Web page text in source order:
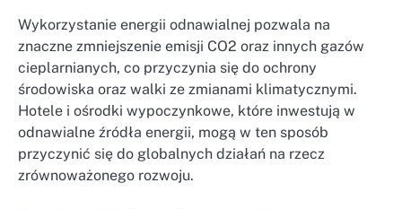
Wykorzystanie energii odnawialnej pozwala na
znaczne zmniejszenie emisji CO2 oraz innych gazów
cieplarnianych, co przyczynia się do ochrony
środowiska oraz walki ze zmianami klimatycznymi.
Hotele i ośrodki wypoczynkowe, które inwestują w
odnawialne źródła energii, mogą w ten sposób
przyczynić się do globalnych działań na rzecz
zrównoważonego rozwoju.